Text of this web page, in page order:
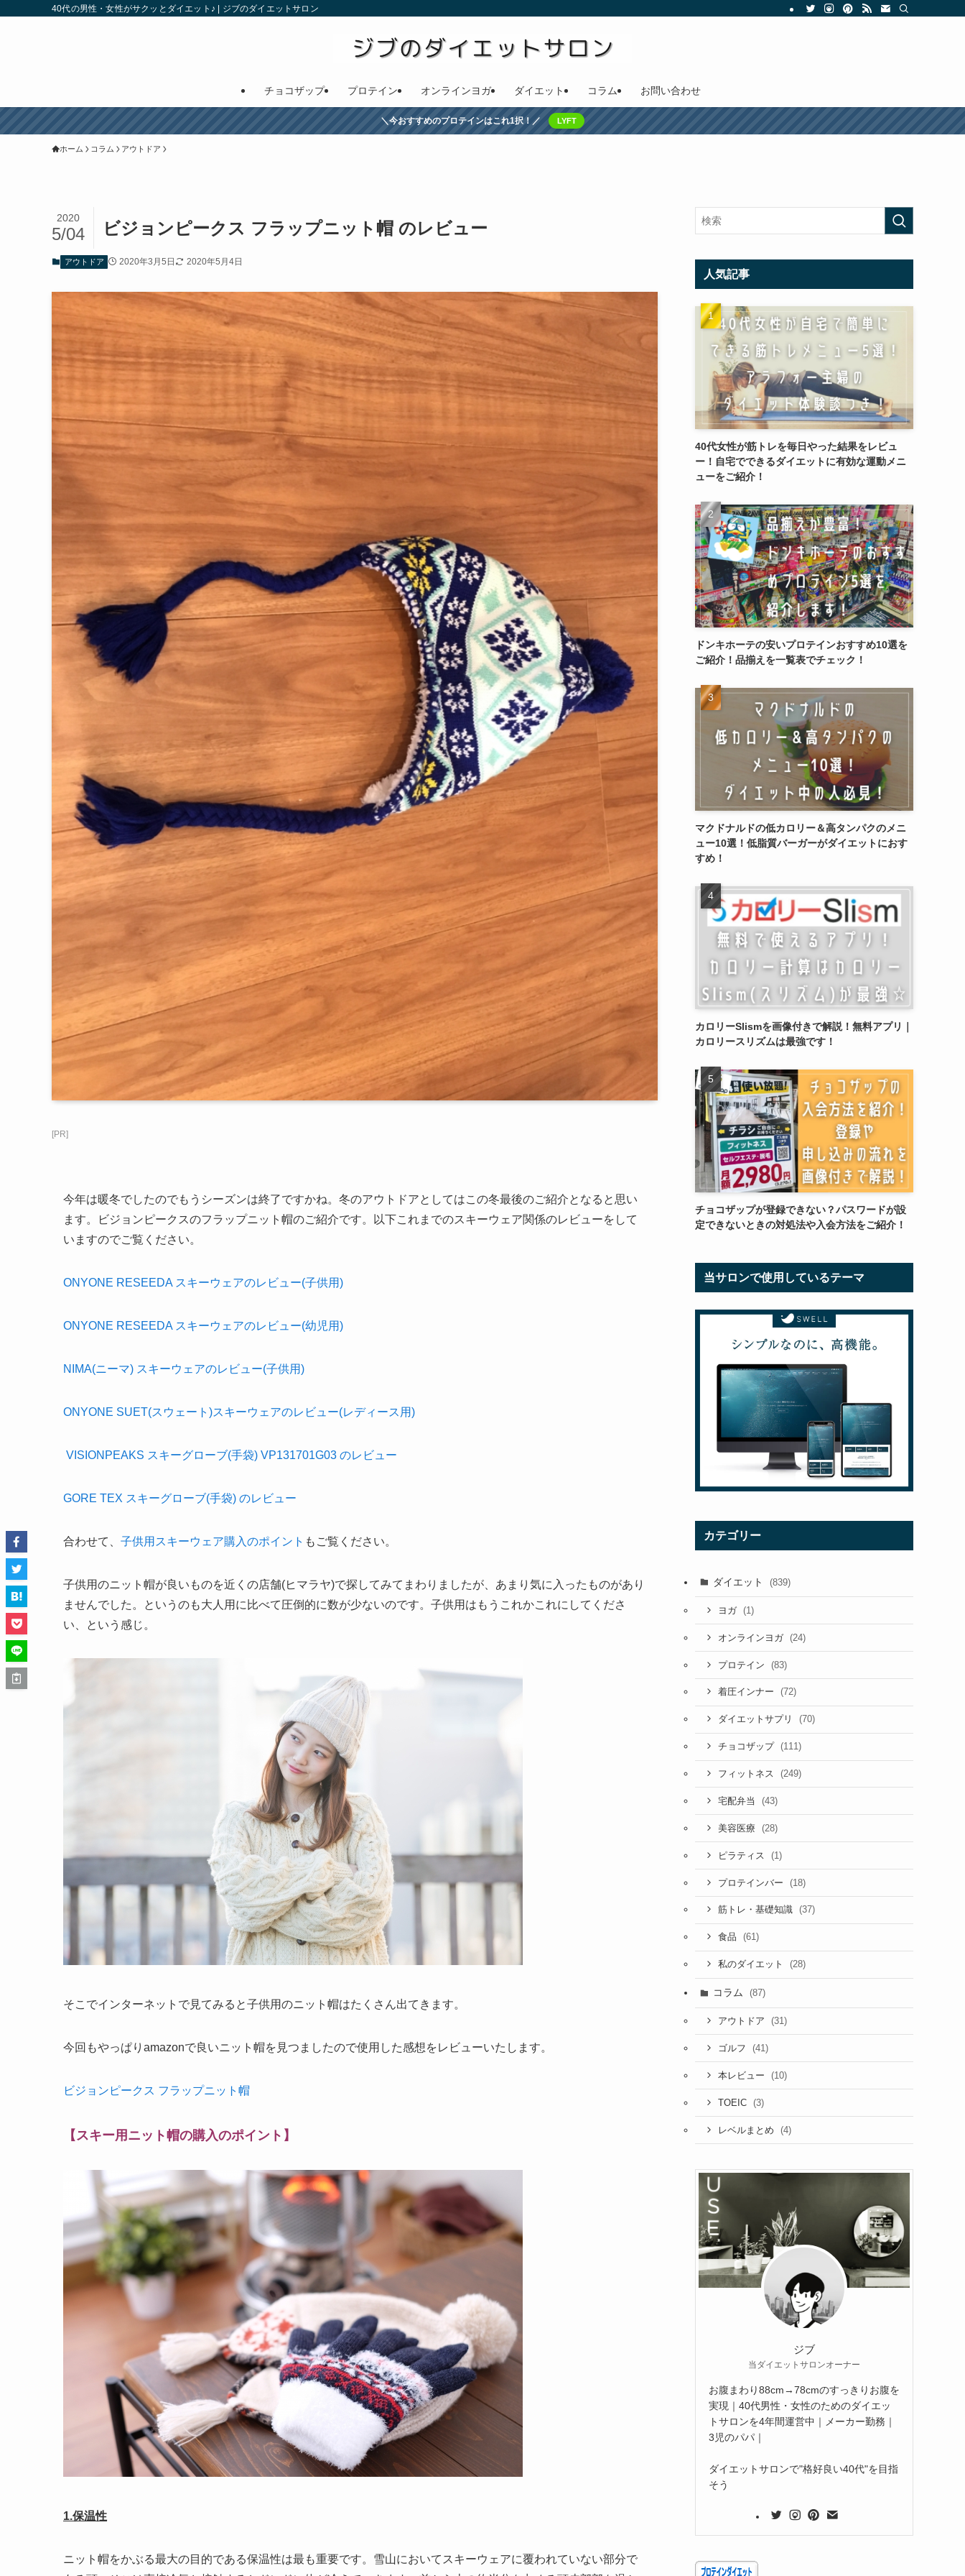
40代の男性・女性がサクッとダイエット♪ | ジブのダイエットサロン
チョコザップ プロテイン オンラインヨガ ダイエット コラム お問い合わせ
＼今おすすめのプロテインはこれ1択！／ LYFT
ホーム コラム アウトドア
ビジョンピークス フラップニット帽 のレビュー
2020
5/04
アウトドア 2020年3月5日 2020年5月4日
[PR]
今年は暖冬でしたのでもうシーズンは終了ですかね。冬のアウトドアとしてはこの冬最後のご紹介となると思い
ます。ビジョンピークスのフラップニット帽のご紹介です。以下これまでのスキーウェア関係のレビューをして
いますのでご覧ください。
ONYONE RESEEDA スキーウェアのレビュー(子供用)
ONYONE RESEEDA スキーウェアのレビュー(幼児用)
NIMA(ニーマ) スキーウェアのレビュー(子供用)
ONYONE SUET(スウェート)スキーウェアのレビュー(レディース用)
VISIONPEAKS スキーグローブ(手袋) VP131701G03 のレビュー
GORE TEX スキーグローブ(手袋) のレビュー
合わせて、 子供用スキーウェア購入のポイント もご覧ください。
子供用のニット帽が良いものを近くの店舗(ヒマラヤ)で探してみてまわりましたが、あまり気に入ったものがあり
ませんでした。というのも大人用に比べて圧倒的に数が少ないのです。子供用はもうこれかこれにしてくださ
い、という感じ。
そこでインターネットで見てみると子供用のニット帽はたくさん出てきます。
今回もやっぱりamazonで良いニット帽を見つましたので使用した感想をレビューいたします。
ビジョンピークス フラップニット帽
【スキー用ニット帽の購入のポイント】
1.保温性
ニット帽をかぶる最大の目的である保温性は最も重要です。雪山においてスキーウェアに覆われていない部分で
人気記事
40代女性が筋トレを毎日やった結果をレビュ
ー！自宅でできるダイエットに有効な運動メニ
ューをご紹介！
ドンキホーテの安いプロテインおすすめ10選を
ご紹介！品揃えを一覧表でチェック！
マクドナルドの低カロリー＆高タンパクのメニ
ュー10選！低脂質バーガーがダイエットにおす
すめ！
カロリーSlismを画像付きで解説！無料アプリ｜
カロリースリズムは最強です！
チョコザップが登録できない？パスワードが設
定できないときの対処法や入会方法をご紹介！
当サロンで使用しているテーマ
カテゴリー
ダイエット (839)
ヨガ (1)
オンラインヨガ (24)
プロテイン (83)
着圧インナー (72)
ダイエットサプリ (70)
チョコザップ (111)
フィットネス (249)
宅配弁当 (43)
美容医療 (28)
ピラティス (1)
プロテインバー (18)
筋トレ・基礎知識 (37)
食品 (61)
私のダイエット (28)
コラム (87)
アウトドア (31)
ゴルフ (41)
本レビュー (10)
TOEIC (3)
レベルまとめ (4)
ジブ
当ダイエットサロンオーナー
お腹まわり88cm→78cmのすっきりお腹を
実現｜40代男性・女性のためのダイエッ
トサロンを4年間運営中｜メーカー勤務｜
3児のパパ｜
ダイエットサロンで"格好良い40代"を目指
そう